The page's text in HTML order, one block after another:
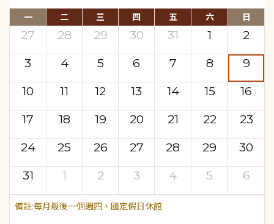
一 二 三 四 五 六 日
27 28 29 30 31 1
2
3
4 5 6 7 8
9
10
11 12 13 14 15
16
17
18 19 20 21 22
23
24
25 26 27 28 29
30
31
1 2 3 4 5 6
每月最後一個週四、國定假日休館